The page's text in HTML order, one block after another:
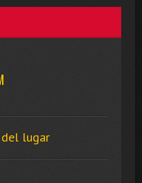
del lugar